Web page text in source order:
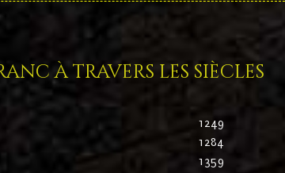
à travers les siècles
1249
1284
1359